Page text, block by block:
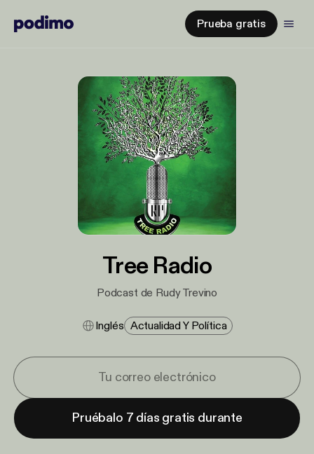
Prueba gratis
Tree Radio
Podcast de Rudy Trevino
Inglés Actualidad Y Política
Pruébalo 7 días gratis durante